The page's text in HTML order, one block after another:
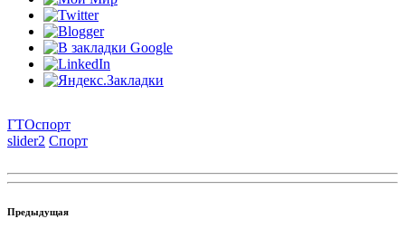
ГТОспорт
slider2 Спорт
Предыдущая